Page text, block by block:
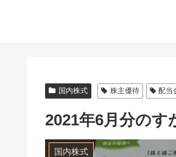
国内株式 株主優待 配当
2021年6月分の
国内株式